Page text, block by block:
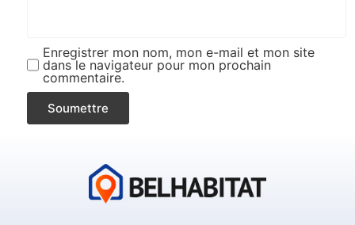
Enregistrer mon nom, mon e-mail et mon site
dans le navigateur pour mon prochain
commentaire.